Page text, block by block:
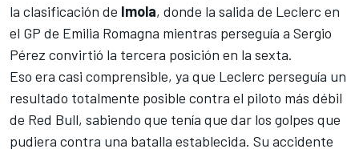
la clasificación de Imola, donde la salida de Leclerc en
el GP de Emilia Romagna mientras perseguía a Sergio
Pérez convirtió la tercera posición en la sexta.
Eso era casi comprensible, ya que Leclerc perseguía un
resultado totalmente posible contra el piloto más débil
de Red Bull, sabiendo que tenía que dar los golpes que
pudiera contra una batalla establecida. Su accidente